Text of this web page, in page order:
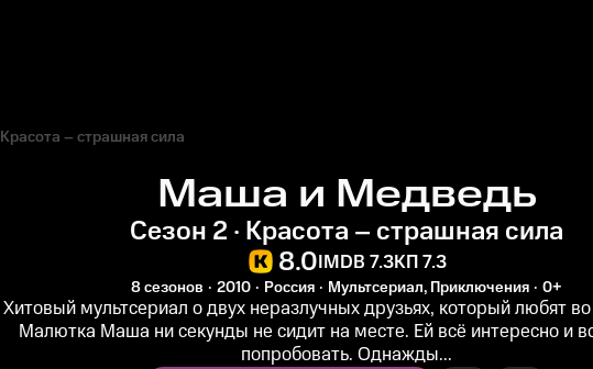
Красота – страшная сила
Маша и Медведь
Сезон 2 · Красота – страшная сила
8.0IMDB 7.3КП 7.3
8 сезонов 2010 Россия Мультсериал, Приключения 0+
Хитовый мультсериал о двух неразлучных друзьях, который любят
Малютка Маша ни секунды не сидит на месте. Ей всё интересно и
попробовать. Однажды...